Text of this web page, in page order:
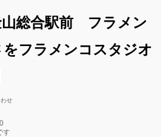
山総合駅前 フラメン
をフラメンコスタジオ
せ
す